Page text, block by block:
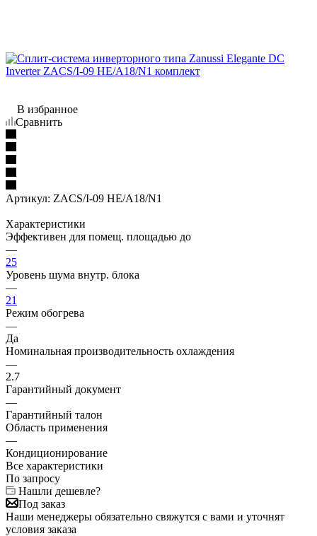
В избранное
Сравнить
Артикул: ZACS/I-09 HE/A18/N1
Характеристики
Эффективен для помещ. площадью до
—
25
Уровень шума внутр. блока
—
21
Режим обогрева
—
Да
Номинальная производительность охлаждения
—
2.7
Гарантийный документ
—
Гарантийный талон
Область применения
—
Кондиционирование
Все характеристики
По запросу
Нашли дешевле?
Под заказ
Наши менеджеры обязательно свяжутся с вами и уточнят
условия заказа